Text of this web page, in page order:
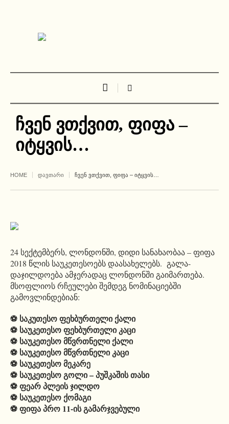
ჩვენ ვთქვით, ფიფა –
იტყვის…
HOME ᲓᲐᲕᲗᲐᲠᲘ ᲩᲕᲔᲜ ᲕᲗᲥᲕᲘᲗ, ᲤᲘᲤᲐ – ᲘᲢᲧᲕᲘᲡ…
24 სექტემბერს, ლონდონში, დიდი სანახაობაა – ფიფა
2018 წლის საუკეთესოებს დაასახელებს. გალა-
დაჯილდოება ამჯერადაც ლონდონში გაიმართება.
მსოფლიოს რჩეულები შემდეგ ნომინაციებში
გამოვლინდებიან:
⚽ საკუთესო ფეხბურთელი ქალი
⚽ საუკეთესო ფეხბურთელი კაცი
⚽ საუკეთესო მწვრთნელი ქალი
⚽ საუკეთესო მწვრთნელი კაცი
⚽ საუკეთესო მეკარე
⚽ საუკეთესო გოლი – პუშკაშის თასი
⚽ ფეარ პლეის ჯილდო
⚽ საუკეთესო ქომაგი
⚽ ფიფა პრო 11-ის გამარჯვებული